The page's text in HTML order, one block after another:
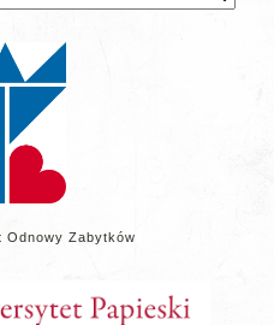
Odnowy Zabytków